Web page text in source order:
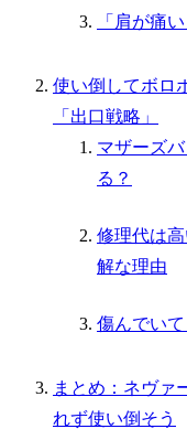
「肩が痛
使い倒してボロ
「出口戦略」
マザーズ
る？
修理代は
解な理由
傷んでい
まとめ：ネヴァ
れず使い倒そう